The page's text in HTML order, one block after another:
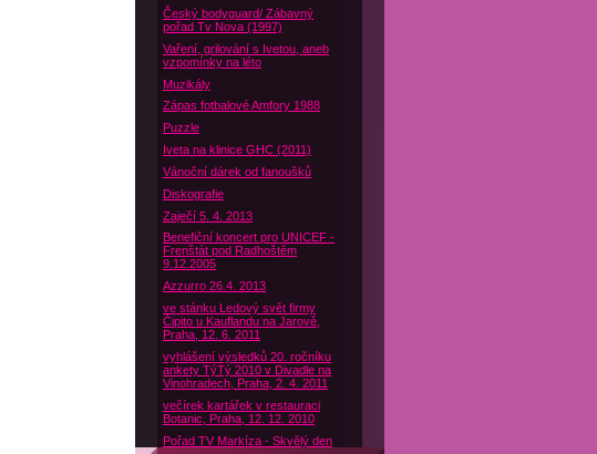
Český bodyguard/ Zábavný
pořad Tv Nova (1997)
Vaření, grilování s Ivetou, aneb
vzpomínky na léto
Muzikály
Zápas fotbalové Amfory 1988
Puzzle
Iveta na klinice GHC (2011)
Vánoční dárek od fanoušků
Diskografie
Zaječí 5. 4. 2013
Benefiční koncert pro UNICEF -
Frenštát pod Radhoštěm
9.12.2005
Azzurro 26.4. 2013
ve stánku Ledový svět firmy
Čipito u Kauflandu na Jarově,
Praha, 12. 6. 2011
vyhlášení výsledků 20. ročníku
ankety TýTý 2010 v Divadle na
Vinohradech, Praha, 2. 4. 2011
večírek kartářek v restauraci
Botanic, Praha, 12. 12. 2010
Pořad TV Markíza - Skvělý den